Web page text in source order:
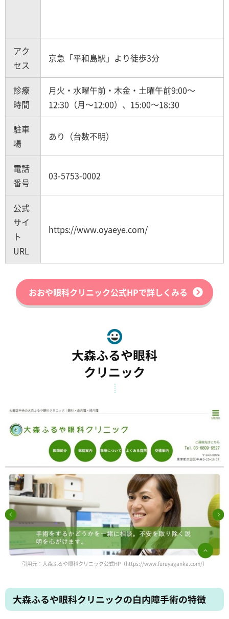
アク
セス
京急「平和島駅」より徒歩3分
診療
時間
月火・水曜午前・木金・土曜午前9:00～
12:30（月～12:00）、15:00～18:30
駐車
場
あり（台数不明）
電話
番号
03-5753-0002
公式
サイ
ト
URL
https://www.oyaeye.com/
おおや眼科クリニック公式HPで詳しくみる
大森ふるや眼科
クリニック
引用元：大森ふるや眼科クリニック公式HP（https://www.furuyaganka.com/）
大森ふるや眼科クリニックの白内障手術の特徴